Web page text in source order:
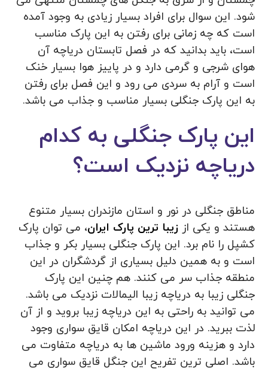
شود. این سوال برای افراد بسیار زیادی به وجود آمده
است که چه زمانی برای رفتن به این پارک مناسب
است، باید بدانید که در فصل تابستان دریاچه آن
هوای شرجی و گرمی دارد و در پاییز هوا بسیار خنک
است و آرام به سردی می رود و این فصل برای رفتن
به این پارک جنگلی بسیار مناسب و جذاب می باشد.
این پارک جنگلی به کدام
دریاچه نزدیک است؟
مناطق جنگلی در نور و استان مازندران بسیار متنوع
هستند و یکی اززیبا ترین پارک ایران، می توان پارک
کشپل را نام برد. این پارک جنگلی بسیار بکر و جذاب
است و به همین دلیل بسیاری از گردشگران در این
منطقه جذاب سر می کنند. هم چنین این پارک
جنگلی زیبا به دریاچه زیبا الیمالات نزدیک می باشد.
می توانید به راحتی به این دریاچه زیبا بروید و از آن
لذت ببرید. در این دریاچه امکان قایق سواری وجود
دارد و هزینه ورود ماشین ها به دریاچه متفاوت می
باشد. اصلی ترین تفریح این جنگل قایق سواری می